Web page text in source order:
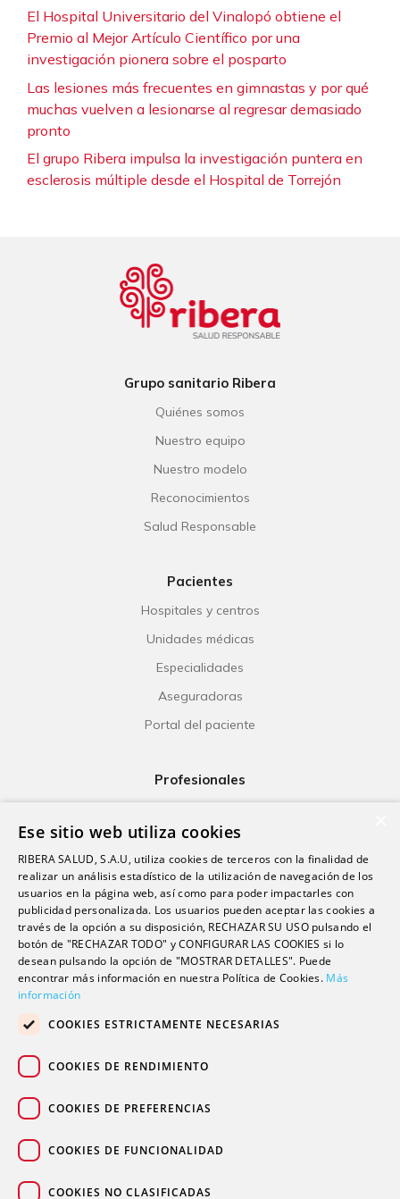
El Hospital Universitario del Vinalopó obtiene el
Premio al Mejor Artículo Científico por una
investigación pionera sobre el posparto
Las lesiones más frecuentes en gimnastas y por qué
muchas vuelven a lesionarse al regresar demasiado
pronto
El grupo Ribera impulsa la investigación puntera en
esclerosis múltiple desde el Hospital de Torrejón
Grupo sanitario Ribera
Quiénes somos
Nuestro equipo
Nuestro modelo
Reconocimientos
Salud Responsable
Pacientes
Hospitales y centros
Unidades médicas
Especialidades
Aseguradoras
Portal del paciente
Profesionales
Investigación
Formación
Escuela universitaria
Trabaja con nosotros
Contacto
Podcast
Ese sitio web utiliza cookies
RIBERA SALUD, S.A.U, utiliza cookies de terceros con la finalidad de
realizar un análisis estadístico de la utilización de navegación de los
usuarios en la página web, así como para poder impactarles con
publicidad personalizada. Los usuarios pueden aceptar las cookies a
través de la opción a su disposición, RECHAZAR SU USO pulsando el
botón de "RECHAZAR TODO" y CONFIGURAR LAS COOKIES si lo
desean pulsando la opción de "MOSTRAR DETALLES". Puede
encontrar más información en nuestra Política de Cookies. Más
información
COOKIES ESTRICTAMENTE NECESARIAS
COOKIES DE RENDIMIENTO
COOKIES DE PREFERENCIAS
COOKIES DE FUNCIONALIDAD
COOKIES NO CLASIFICADAS